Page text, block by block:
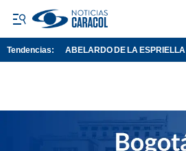
Tendencias: ABELARDO DE LA ESPRIELLA